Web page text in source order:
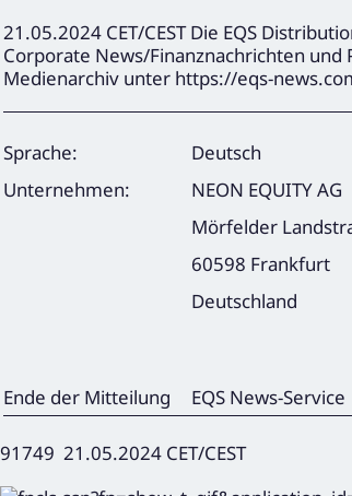
21.05.2024 CET/CEST Die EQS
Corporate News/Finanznachrichten und
Medienarchiv unter https://eqs-
Sprache:
Deutsch
Unternehmen:
NEON EQUITY AG
Mörfelder
60598 Frankfurt
Deutschland
Ende der Mitteilung EQS News-Service
91749 21.05.2024 CET/CEST